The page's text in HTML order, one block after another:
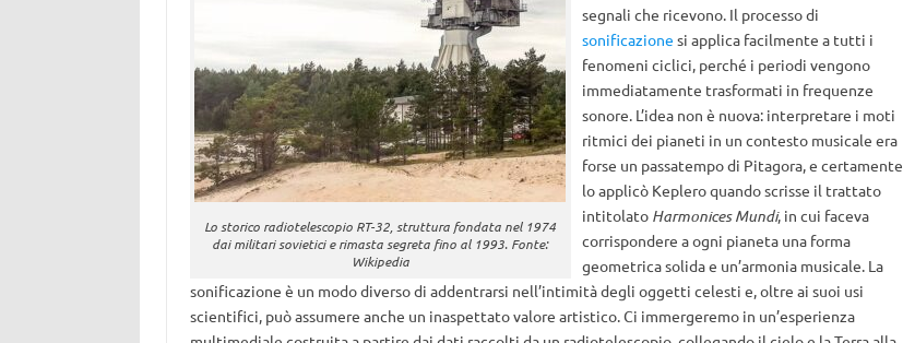
Lo storico radiotelescopio RT-32, struttura fondata nel 1974
dai militari sovietici e rimasta segreta fino al 1993. Fonte:
Wikipedia
segnali che ricevono. Il processo di
sonificazione si applica facilmente a tutti i
fenomeni ciclici, perché i periodi vengono
immediatamente trasformati in frequenze
sonore. L’idea non è nuova: interpretare i moti
ritmici dei pianeti in un contesto musicale era
forse un passatempo di Pitagora, e certamente
lo applicò Keplero quando scrisse il trattato
intitolato Harmonices Mundi, in cui faceva
corrispondere a ogni pianeta una forma
geometrica solida e un’armonia musicale. La
sonificazione è un modo diverso di addentrarsi nell’intimità degli oggetti celesti e, oltre ai suoi usi
scientifici, può assumere anche un inaspettato valore artistico. Ci immergeremo in un’esperienza